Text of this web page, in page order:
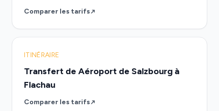
Comparer les tarifs
ITINÉRAIRE
Transfert de Aéroport de Salzbourg à
Flachau
Comparer les tarifs